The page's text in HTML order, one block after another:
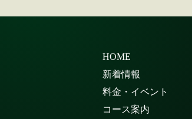
HOME
新着情報
料金・イベント
コース案内